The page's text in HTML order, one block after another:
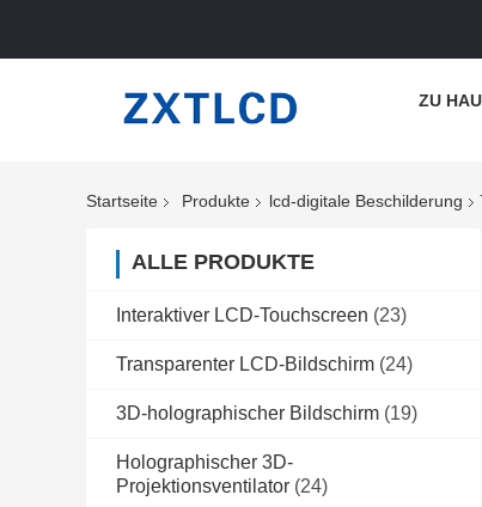
ZU
Startseite Produkte lcd-digitale Beschilderung
ALLE PRODUKTE
Interaktiver LCD-Touchscreen (23)
Transparenter LCD-Bildschirm (24)
3D-holographischer Bildschirm (19)
Holographischer 3D-
Projektionsventilator (24)